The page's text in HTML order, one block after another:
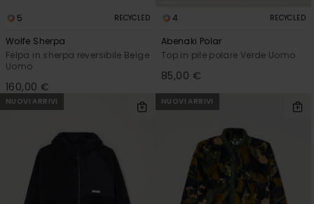
5 RECYCLED
Wolfe Sherpa
Felpa in sherpa reversibile Beige
Uomo
160,00 €
4 RECYCLED
Abenaki Polar
Top in pile polare Verde Uomo
85,00 €
NUOVI ARRIVI NUOVI ARRIVI